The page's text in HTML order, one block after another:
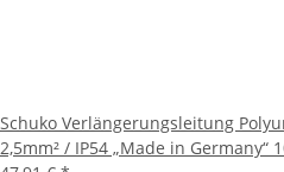
Schuko Verlängerungsleitung
2,5mm² / IP54 „Made in Germany“